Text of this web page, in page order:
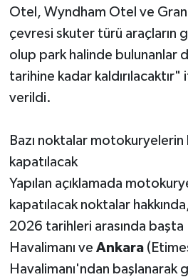
Otel, Wyndham Otel ve
çevresi skuter türü araçların
olup park halinde bulunanlar
tarihine kadar
verildi.
Bazı noktalar motokuryelerin
kapatılacak
Yapılan açıklamada
kapatılacak noktalar
2026 tarihleri arasında başta
Havalimanı ve Ankara
Havalimanı'ndan başlanarak